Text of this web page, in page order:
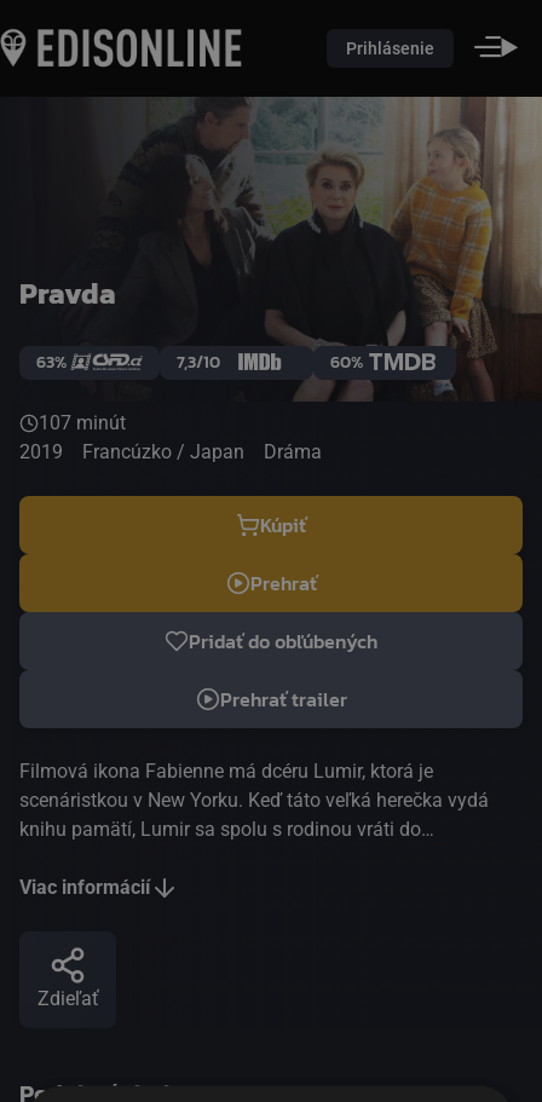
Prihlásenie
Pravda
63% 7,3/10 60%
107 minút
2019
Francúzko / Japan Dráma
Kúpiť
Prehrať
Pridať do obľúbených
Prehrať trailer
Filmová ikona Fabienne má dcéru Lumir, ktorá je
scenáristkou v New Yorku. Keď táto veľká herečka vydá
knihu pamätí, Lumir sa spolu s rodinou vráti do
konfrontáciu: pred zrakom ohromených členov rodiny sa
lásky. Fabienne natáča sci-fi film, v ktorom hrá starú dcéru
večne mladej matky. Skutočnosť sa mieša s fikciou a
matka s dcérou musia k sebe opäť nájsť cestu... MFF
Viac informácií
Zdieľať
Podobné tituly